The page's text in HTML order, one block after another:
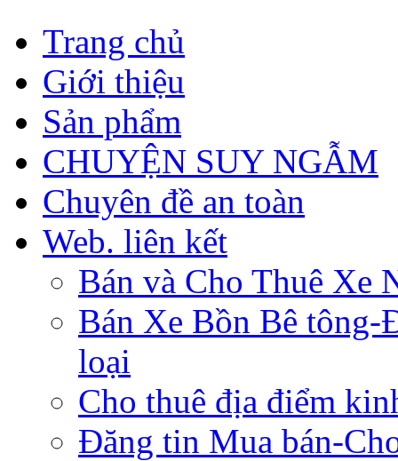
Trang chủ
Giới thiệu
Sản phẩm
CHUYỆN SUY NGẪM
Chuyên đề an toàn
Web. liên kết
Bán và Cho Thuê Xe
Bán Xe Bồn Bê tông-
loại
Cho thuê địa điểm
Đăng tin Mua bán-